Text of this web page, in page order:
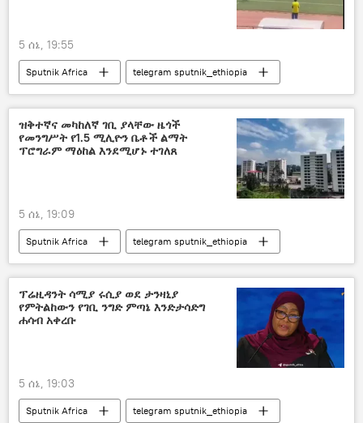
5 ሰኔ, 19:55
Sputnik Africa telegram sputnik_ethiopia
ዝቅተኛና መካከለኛ ገቢ ያላቸው ዜጎች
የመንግሥት የ1.5 ሚሊዮን ቤቶች ልማት
ፕሮግራም ማዕከል እንደሚሆኑ ተገለጸ
5 ሰኔ, 19:09
Sputnik Africa telegram sputnik_ethiopia
ፕሬዚዳንት ሳሚያ ሩሲያ ወደ ታንዛኒያ
የምትልከውን የገቢ ንግድ ምጣኔ እንድታሳድግ
ሐሳብ አቀረቡ
5 ሰኔ, 19:03
Sputnik Africa telegram sputnik_ethiopia